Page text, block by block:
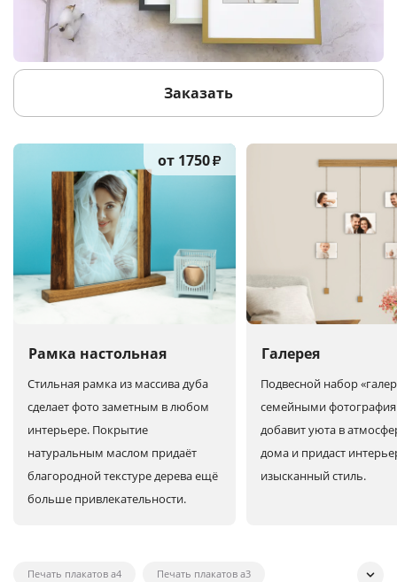
Заказать
Рамка настольная
от 1750₽
Стильная рамка из массива дуба
сделает фото заметным в любом
интерьере. Покрытие
натуральным маслом придаёт
благородной текстуре дерева ещё
больше привлекательности.
Галерея
Подвесной набор
семейными
добавит уюта в
дома и придаст
изысканный стиль.
Печать плакатов а4 Печать плакатов а3